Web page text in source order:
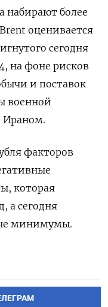
набирают более
оценивается
сегодня
на фоне рисков
и поставок
военной
Ираном.
факторов
которая
а сегодня
минимумы.